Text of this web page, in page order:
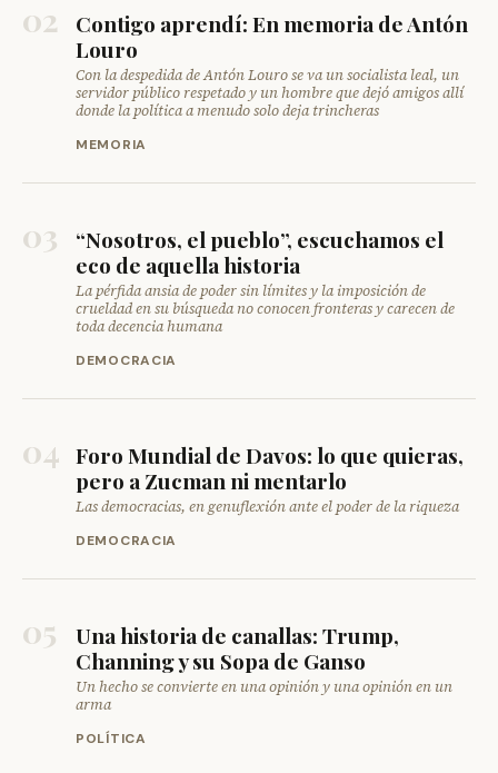
02
Contigo aprendí: En memoria de Antón
Louro
Con la despedida de Antón Louro se va un socialista leal, un
servidor público respetado y un hombre que dejó amigos allí
donde la política a menudo solo deja trincheras
MEMORIA
03
“Nosotros, el pueblo”, escuchamos el
eco de aquella historia
La pérfida ansia de poder sin límites y la imposición de
crueldad en su búsqueda no conocen fronteras y carecen de
toda decencia humana
DEMOCRACIA
04 Foro Mundial de Davos: lo que quieras,
pero a Zucman ni mentarlo
Las democracias, en genuflexión ante el poder de la riqueza
DEMOCRACIA
05
Una historia de canallas: Trump,
Channing y su Sopa de Ganso
Un hecho se convierte en una opinión y una opinión en un
arma
POLÍTICA